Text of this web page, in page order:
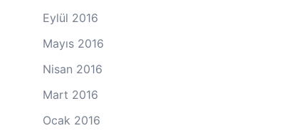
Eylül 2016
Mayıs 2016
Nisan 2016
Mart 2016
Ocak 2016